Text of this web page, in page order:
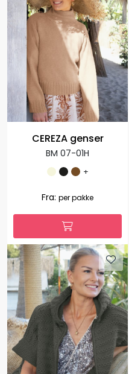
CEREZA genser
BM 07-01H
+
Fra: per pakke